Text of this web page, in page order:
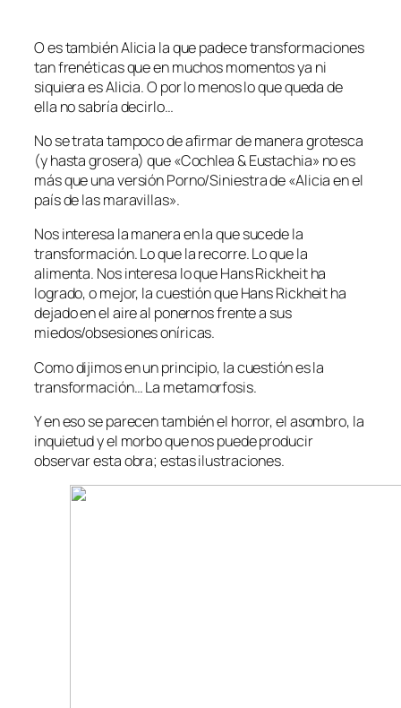
O es también Alicia la que padece transformaciones
tan frenéticas que en muchos momentos ya ni
siquiera es Alicia. O por lo menos lo que queda de
ella no sabría decirlo…
No se trata tampoco de afirmar de manera grotesca
(y hasta grosera) que «Cochlea & Eustachia» no es
más que una versión Porno/Siniestra de «Alicia en el
país de las maravillas».
Nos interesa la manera en la que sucede la
transformación. Lo que la recorre. Lo que la
alimenta. Nos interesa lo que Hans Rickheit ha
logrado, o mejor, la cuestión que Hans Rickheit ha
dejado en el aire al ponernos frente a sus
miedos/obsesiones oníricas.
Como dijimos en un principio, la cuestión es la
transformación… La metamorfosis.
Y en eso se parecen también el horror, el asombro, la
inquietud y el morbo que nos puede producir
observar esta obra; estas ilustraciones.